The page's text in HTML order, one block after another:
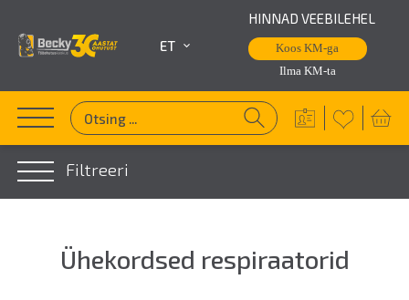
ET
HINNAD VEEBILEHEL
Koos KM-ga
Ilma KM-ta
Filtreeri
Ühekordsed respiraatorid